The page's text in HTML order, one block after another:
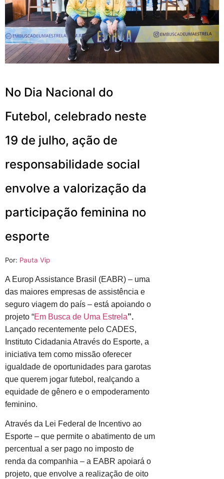
No Dia Nacional do
Futebol, celebrado neste
19 de julho, ação de
responsabilidade social
envolve a valorização da
participação feminina no
esporte
Por: Pauta Vip
A Europ Assistance Brasil (EABR) – uma
das maiores empresas de assistência e
seguro viagem do país – está apoiando o
projeto “Em Busca de Uma Estrela”.
Lançado recentemente pelo CADES,
Instituto Cidadania Através do Esporte, a
iniciativa tem como missão oferecer
igualdade de oportunidades para garotas
que querem jogar futebol, realçando a
equidade de gênero e o empoderamento
feminino.
Através da Lei Federal de Incentivo ao
Esporte – que permite o abatimento de um
percentual a ser pago no imposto de
renda da companhia – a EABR apoiará o
projeto, que envolve a realização de oito